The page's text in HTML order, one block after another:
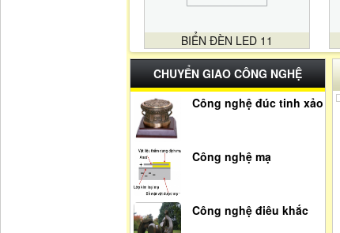
BIỂN ĐÈN LED 11
CHUYỂN GIAO CÔNG NGHỆ
Công nghệ đúc tinh xảo
Công nghệ mạ
Công nghệ điêu khắc